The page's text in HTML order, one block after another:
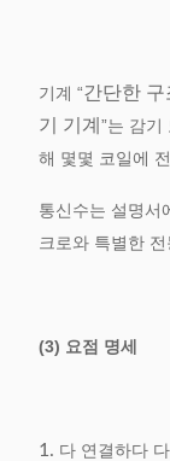
기계 “간단한
기 기계 ”는 감기
해 몇몇 코일에
통신수는 설명서
크로와 특별한
(3) 요점 명세
1. 다 연결하다